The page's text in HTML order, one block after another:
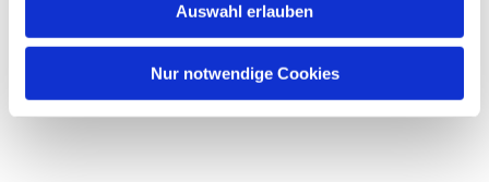
Auswahl erlauben
Nur notwendige Cookies